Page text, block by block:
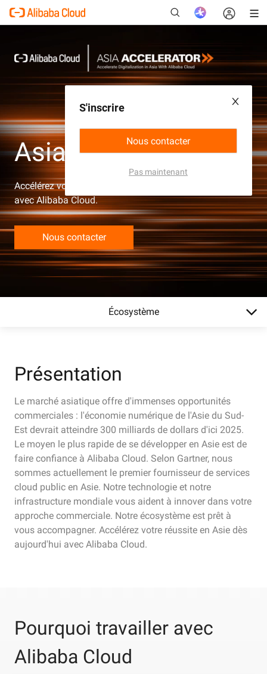
Asia Accelerator
Accélérez votre transformation numérique en Asie
avec Alibaba Cloud.
Nous contacter
Écosystème
Présentation
Le marché asiatique offre d'immenses opportunités
commerciales : l'économie numérique de l'Asie du Sud-
Est devrait atteindre 300 milliards de dollars d'ici 2025.
Le moyen le plus rapide de se développer en Asie est de
faire confiance à Alibaba Cloud. Selon Gartner, nous
sommes actuellement le premier fournisseur de services
cloud public en Asie. Notre technologie et notre
infrastructure mondiale vous aident à innover dans votre
approche commerciale. Notre écosystème est prêt à
vous accompagner. Accélérez votre réussite en Asie dès
aujourd'hui avec Alibaba Cloud.
Pourquoi travailler avec
Alibaba Cloud
S'inscrire
Nous contacter
Pas maintenant